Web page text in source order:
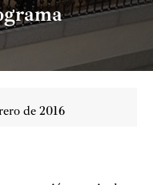
de 2016